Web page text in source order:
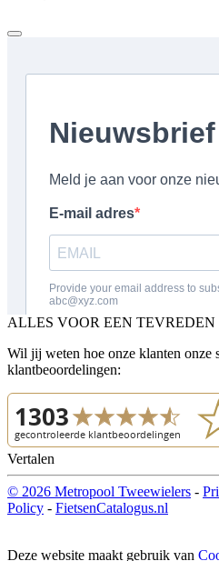
ALLES VOOR EEN
Wil jij weten hoe onze klanten onze
klantbeoordelingen:
Vertalen
© 2026 Metropool Tweewielers -
Policy - FietsenCatalogus.nl
Deze website maakt gebruik van